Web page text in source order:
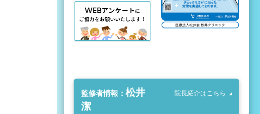
監修者情報： 松井
潔
院長紹介はこちら